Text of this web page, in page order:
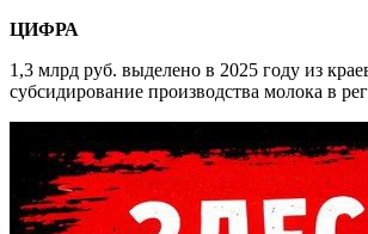
ЦИФРА
1,3 млрд руб. выделено в 2025 году из
субсидирование производства молока в